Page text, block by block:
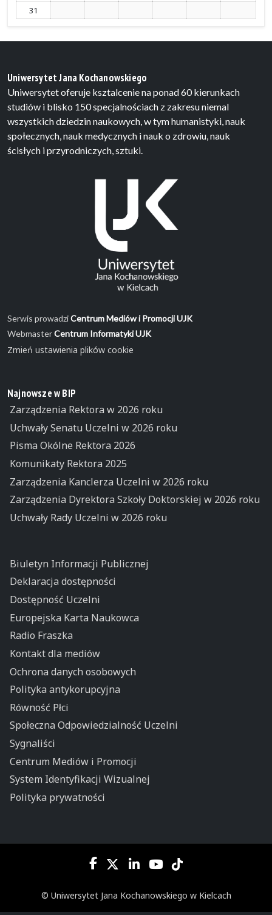
31
Uniwersytet Jana Kochanowskiego
Uniwersytet oferuje ksztalcenie na ponad 60 kierunkach
studiów i blisko 150 specjalnościach z zakresu niemal
wszystkich dziedzin naukowych, w tym humanistyki, nauk
społecznych, nauk medycznych i nauk o zdrowiu, nauk
ścisłych i przyrodniczych, sztuki.
Serwis prowadziCentrum Mediów i Promocji UJK
WebmasterCentrum Informatyki UJK
Zmień ustawienia plików cookie
Najnowsze w BIP
Zarządzenia Rektora w 2026 roku
Uchwały Senatu Uczelni w 2026 roku
Pisma Okólne Rektora 2026
Komunikaty Rektora 2025
Zarządzenia Kanclerza Uczelni w 2026 roku
Zarządzenia Dyrektora Szkoły Doktorskiej w 2026 roku
Uchwały Rady Uczelni w 2026 roku
Biuletyn Informacji Publicznej
Deklaracja dostępności
Dostępność Uczelni
Europejska Karta Naukowca
Radio Fraszka
Kontakt dla mediów
Ochrona danych osobowych
Polityka antykorupcyjna
Równość Płci
Społeczna Odpowiedzialność Uczelni
Sygnaliści
Centrum Mediów i Promocji
System Identyfikacji Wizualnej
Polityka prywatności
© Uniwersytet Jana Kochanowskiego w Kielcach